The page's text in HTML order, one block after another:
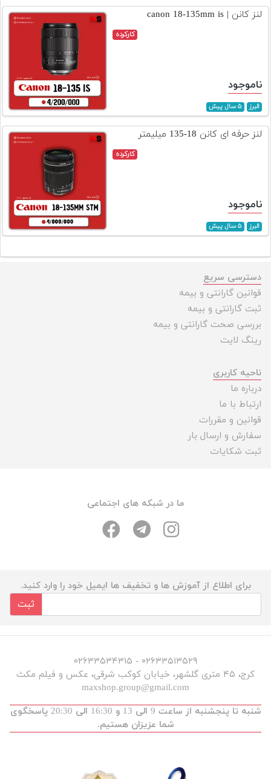
لنز کانن | canon 18-135mm is
کارکرده
ناموجود
البرز ۵ سال پیش
لنز حرفه ای کانن 18-135 میلیمتر
کارکرده
ناموجود
البرز ۵ سال پیش
دسترسی سریع
قوانین گارانتی و بیمه
ثبت گارانتی و بیمه
بررسی صحت گارانتی و بیمه
رینگ لایت
ناحیه کاربری
درباره ما
ارتباط با ما
قوانین و مقررات
سفارش و ارسال بار
ثبت شکایات
ما در شبکه های اجتماعی
برای اطلاع از آموزش ها و تخفیف ها ایمیل خود را وارد کنید.
ثبت
۰۲۶۳۳۵۱۳۵۲۹ - ۰۲۶۳۳۵۳۴۳۱۵
کرج، ۴۵ متری گلشهر، خیابان کوکب شرقی، عکس و فیلم مکث
maxshop.group@gmail.com
شنبه تا پنجشنبه از ساعت 9 الی 13 و 16:30 الی 20:30 پاسخگوی
شما عزیزان هستیم.